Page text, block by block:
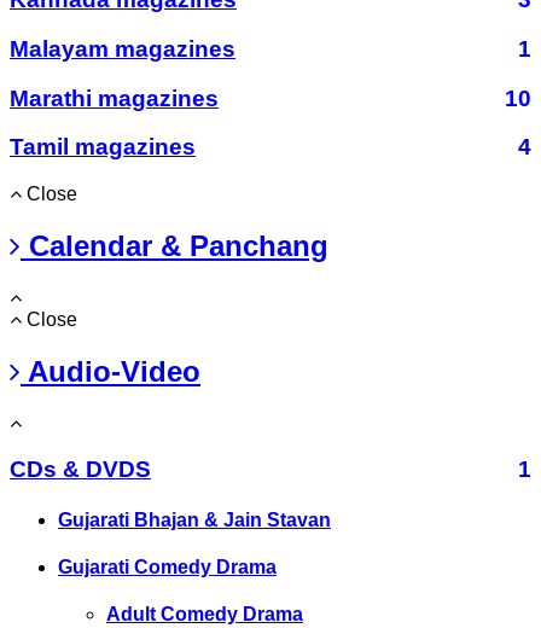
Malayam magazines
1
Marathi magazines
10
Tamil magazines
4
Close
Calendar & Panchang
Close
Audio-Video
CDs & DVDS 1
Gujarati Bhajan & Jain Stavan
Gujarati Comedy Drama
Adult Comedy Drama